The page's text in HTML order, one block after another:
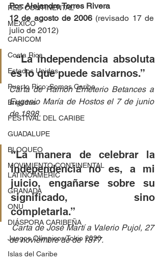
RED CONTINENTAL
MEXICO
CARICOM
Costa Rica
Estados Unidos
Puerto Rico: Somos Caribe
Brigadas
FESTIVAL DEL CARIBE
GUADALUPE
BLOQUEO
MOVIMIENTO CONTINENTAL
LATINOAMERIC
GRANADA
ONU
DIÁSPORA CARIBEÑA
Juegos Olímpicos Tokio 2020
Islas del Caribe
Por: Alejandro Torres Rivera
12 de agosto de 2006 (revisado 17 de
julio de 2012)
“La independencia absoluta
es lo que puede salvarnos.”
Carta de Ramón Emeterio Betances a
Eugenio María de Hostos el 7 de junio
de 1898.
“La manera de celebrar la
independencia no es, a mi
juicio, engañarse sobre su
significado, sino
completarla.”
Carta de José Martí a Valerio Pujol, 27
de noviembre de de 1877.